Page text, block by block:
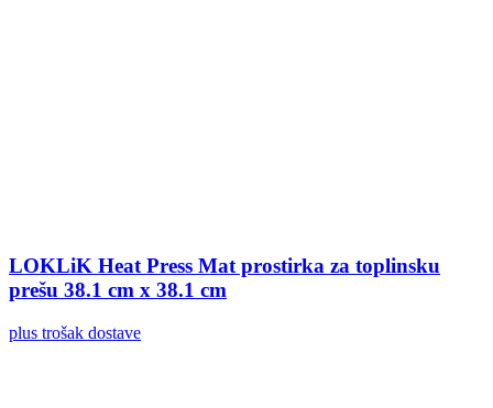
LOKLiK Heat Press Mat prostirka za toplinsku
prešu 38.1 cm x 38.1 cm
plus trošak dostave